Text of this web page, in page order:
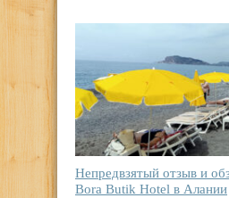
Непредвзятый отзыв и
Bora Butik Hotel в Алании